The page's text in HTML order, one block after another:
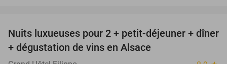
28%
Nuits luxueuses pour 2 + petit-déjeuner + dîner
+ dégustation de vins en Alsace